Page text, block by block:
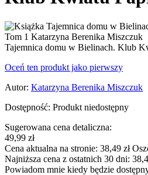
Tajemnica domu w Bielinach. Klub
Oceń ten produkt jako pierwszy
Autor: Katarzyna Berenika Miszczuk
Dostępność: Produkt niedostępny
Sugerowana cena detaliczna:
49,99 zł
Cena aktualna na stronie: 38,49 zł
Najniższa cena z ostatnich 30 dni:
Powiadom mnie kiedy będzie